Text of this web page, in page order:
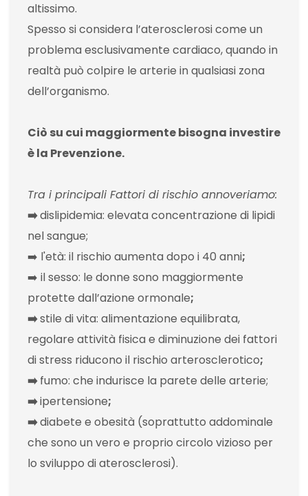
altissimo.
Spesso si considera l’aterosclerosi come un
problema esclusivamente cardiaco, quando in
realtà può colpire le arterie in qualsiasi zona
dell’organismo.
Ciò su cui maggiormente bisogna investire
è la Prevenzione.
Tra i principali Fattori di rischio annoveriamo:
➡️dislipidemia: elevata concentrazione di lipidi
nel sangue;
➡️ l'età: il rischio aumenta dopo i 40 anni;
➡️ il sesso: le donne sono maggiormente
protette dall’azione ormonale;
➡️stile di vita: alimentazione equilibrata,
regolare attività fisica e diminuzione dei fattori
di stress riducono il rischio arterosclerotico;
➡️fumo: che indurisce la parete delle arterie;
➡️ipertensione;
➡️diabete e obesità (soprattutto addominale
che sono un vero e proprio circolo vizioso per
lo sviluppo di aterosclerosi).